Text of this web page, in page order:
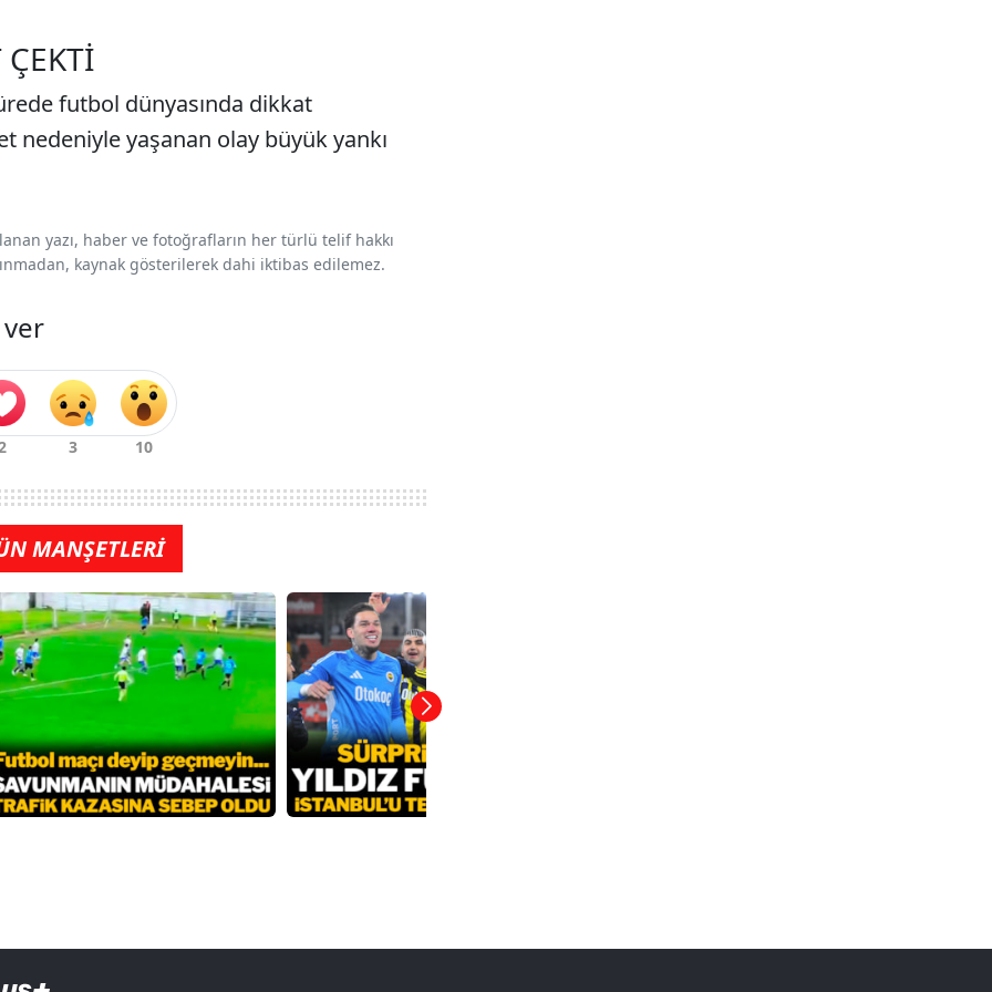
futbol dünyasında dikkat
nedeniyle yaşanan olay büyük yankı
yazı, haber ve fotoğrafların her türlü telif hakkı
kaynak gösterilerek dahi iktibas edilemez.
MANŞETLERİ